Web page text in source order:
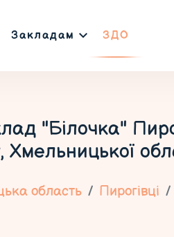
Закладам ЗДО
"Білочка"
область Пирогівці